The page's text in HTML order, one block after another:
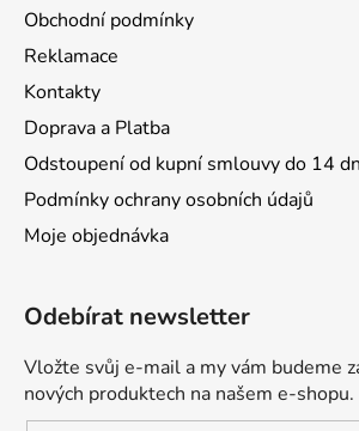
Obchodní podmínky
Reklamace
Kontakty
Doprava a Platba
Odstoupení od kupní smlouvy do 14
Podmínky ochrany osobních údajů
Moje objednávka
Odebírat newsletter
Vložte svůj e-mail a my vám budeme
nových produktech na našem e-shopu.